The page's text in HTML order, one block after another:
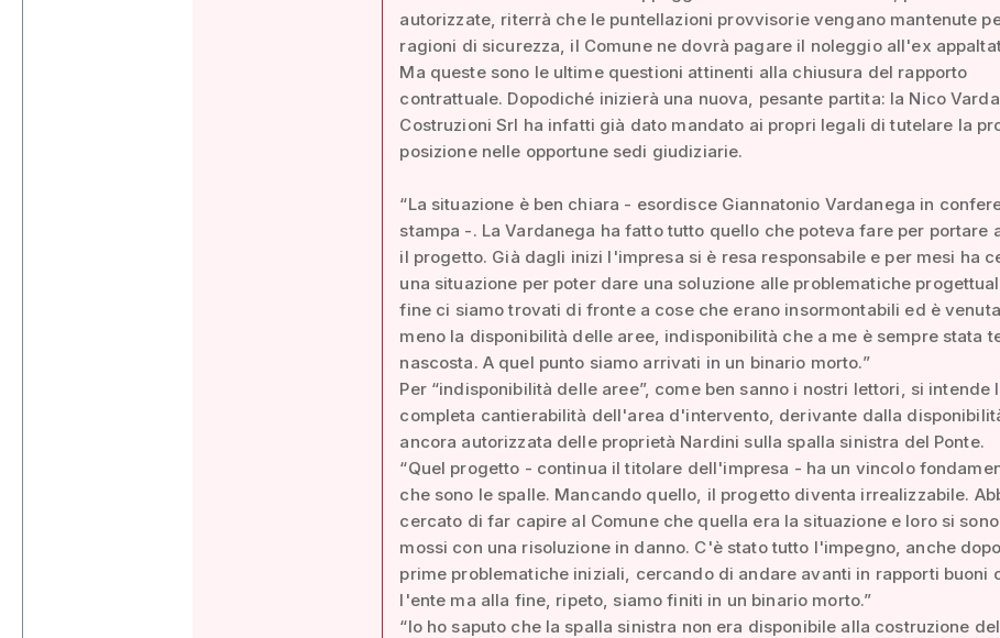
autorizzate, riterrà che le puntellazioni provvisorie vengano mantenute
ragioni di sicurezza, il Comune ne dovrà pagare il noleggio all'ex
Ma queste sono le ultime questioni attinenti alla chiusura del rapporto
contrattuale. Dopodiché inizierà una nuova, pesante partita: la Nico
Costruzioni Srl ha infatti già dato mandato ai propri legali di tutelare la
posizione nelle opportune sedi giudiziarie.
“La situazione è ben chiara - esordisce Giannatonio Vardanega in
stampa -. La Vardanega ha fatto tutto quello che poteva fare per portare
il progetto. Già dagli inizi l'impresa si è resa responsabile e per mesi ha
una situazione per poter dare una soluzione alle problematiche
fine ci siamo trovati di fronte a cose che erano insormontabili ed è venuta
meno la disponibilità delle aree, indisponibilità che a me è sempre stata
nascosta. A quel punto siamo arrivati in un binario morto.”
Per “indisponibilità delle aree”, come ben sanno i nostri lettori, si intende
completa cantierabilità dell'area d'intervento, derivante dalla
ancora autorizzata delle proprietà Nardini sulla spalla sinistra del Ponte.
“Quel progetto - continua il titolare dell'impresa - ha un vincolo
che sono le spalle. Mancando quello, il progetto diventa irrealizzabile.
cercato di far capire al Comune che quella era la situazione e loro si sono
mossi con una risoluzione in danno. C'è stato tutto l'impegno, anche
prime problematiche iniziali, cercando di andare avanti in rapporti buoni
l'ente ma alla fine, ripeto, siamo finiti in un binario morto.”
“Io ho saputo che la spalla sinistra non era disponibile alla costruzione